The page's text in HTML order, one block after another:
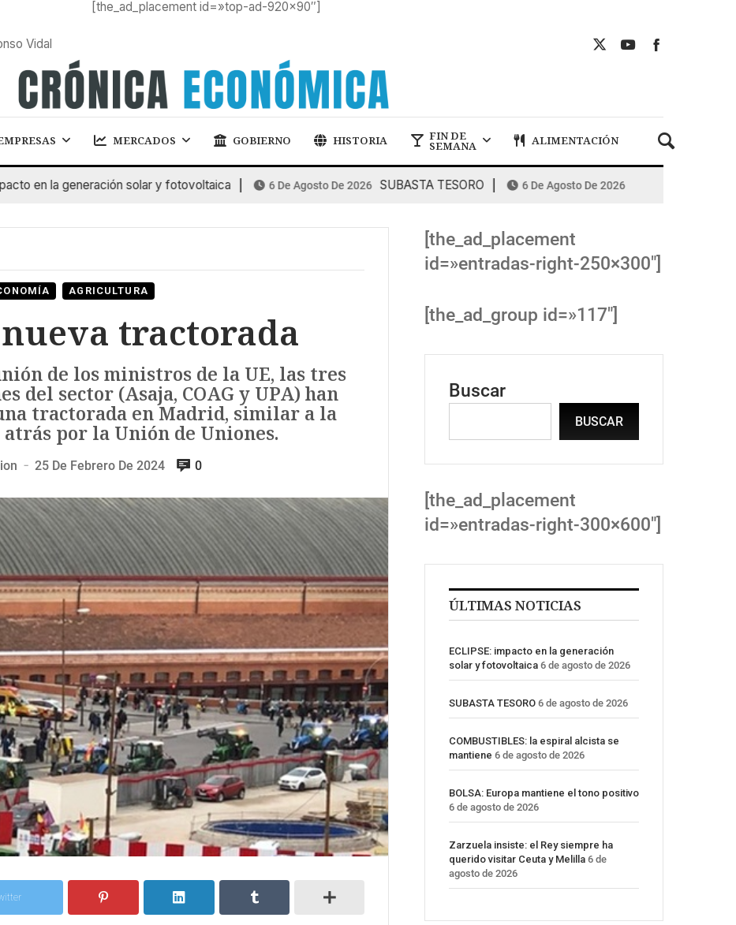
[the_ad_placement id=»top-ad-920×90″]
Vidal
MERCADOS GOBIERNO HISTORIA FIN DE
SEMANA ALIMENTACIÓN
en la generación solar y fotovoltaica 6 De Agosto De 2026 SUBASTA TESORO 6 De Agosto De 2026 COMBUSTIBLES: la
AGRICULTURA
tractorada
de los ministros de la UE, las tres
del sector (Asaja, COAG y UPA) han
tractorada en Madrid, similar a la
por la Unión de Uniones.
— 25 De Febrero De 2024 0
[the_ad_placement
id=»entradas-right-250×300″]
[the_ad_group id=»117″]
Buscar
BUSCAR
[the_ad_placement
id=»entradas-right-300×600″]
ÚLTIMAS NOTICIAS
ECLIPSE: impacto en la generación
solar y fotovoltaica 6 de agosto de 2026
SUBASTA TESORO 6 de agosto de 2026
COMBUSTIBLES: la espiral alcista se
mantiene 6 de agosto de 2026
BOLSA: Europa mantiene el tono positivo
6 de agosto de 2026
Zarzuela insiste: el Rey siempre ha
querido visitar Ceuta y Melilla 6 de
agosto de 2026